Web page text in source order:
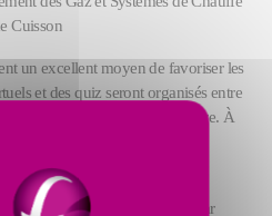
Cuisson
un excellent moyen de favoriser les
et des quiz seront organisés entre
virtuelle d'accueil et de clôture. À
attestant de la formation et un
participants.
avait été organisée par